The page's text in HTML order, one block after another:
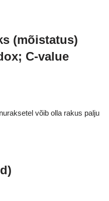
(mõistatus)
C-value
võib olla rakus palju